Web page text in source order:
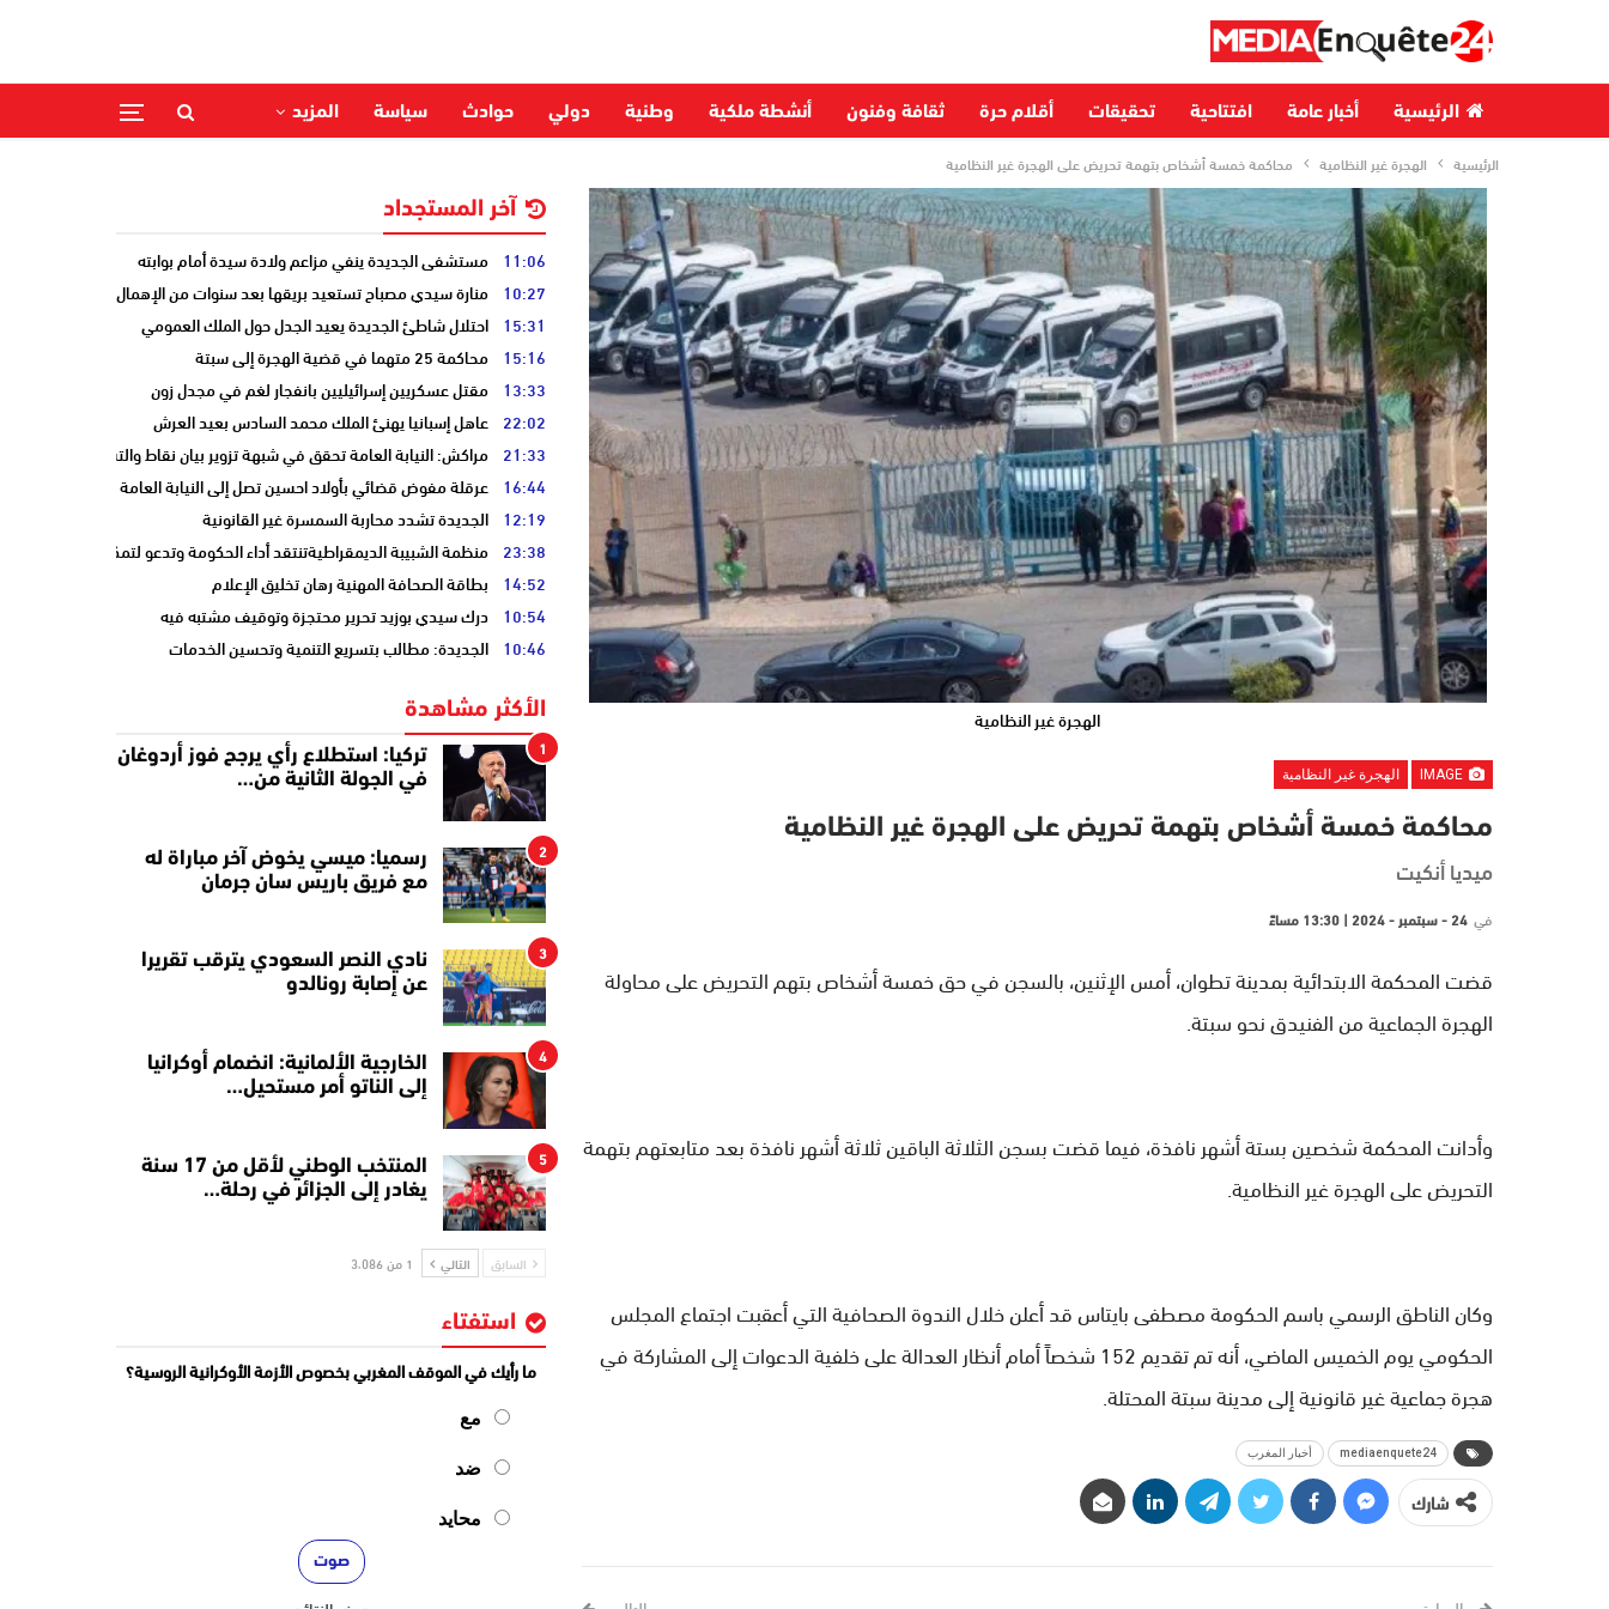
الرئيسية أخبار عامة افتتاحية تحقيقات أقلام حرة ثقافة وفنون أنشطة ملكية وطنية دولي حوادث سياسة المزيد
الرئيسية الهجرة غير النظامية محاكمة خمسة أشخاص بتهمة تحريض على الهجرة غير النظامية
الهجرة غير النظامية
الهجرة غير النظامية
محاكمة خمسة أشخاص بتهمة تحريض على الهجرة غير النظامية
ميديا أنكيت
في 24 - سبتمبر - 2024 | 13:30 مساءً
قضت المحكمة الابتدائية بمدينة تطوان، أمس الإثنين، بالسجن في حق خمسة أشخاص بتهم التحريض على محاولة
الهجرة الجماعية من الفنيدق نحو سبتة.
وأدانت المحكمة شخصين بستة أشهر نافذة، فيما قضت بسجن الثلاثة الباقين ثلاثة أشهر نافذة بعد متابعتهم بتهمة
التحريض على الهجرة غير النظامية.
وكان الناطق الرسمي باسم الحكومة مصطفى بايتاس قد أعلن خلال الندوة الصحافية التي أعقبت اجتماع المجلس
الحكومي يوم الخميس الماضي، أنه تم تقديم 152 شخصاً أمام أنظار العدالة على خلفية الدعوات إلى المشاركة في
هجرة جماعية غير قانونية إلى مدينة سبتة المحتلة.
mediaenquete24 أخبار المغرب
شارك
آخر المستجداد
11:06 مستشفى الجديدة ينفي مزاعم ولادة سيدة أمام بوابته
10:27 منارة سيدي مصباح تستعيد بريقها بعد سنوات من الإهمال
15:31 احتلال شاطئ الجديدة يعيد الجدل حول الملك العمومي
15:16 محاكمة 25 متهما في قضية الهجرة إلى سبتة
13:33 مقتل عسكريين إسرائيليين بانفجار لغم في مجدل زون
22:02 عاهل إسبانيا يهنئ الملك محمد السادس بعيد العرش
21:33 مراكش: النيابة العامة تحقق في شبهة تزوير بيان نقاط والتشهير بطالب
16:44 عرقلة مفوض قضائي بأولاد احسين تصل إلى النيابة العامة
12:19 الجديدة تشدد محاربة السمسرة غير القانونية
23:38 منظمة الشبيبة الديمقراطيةتنتقد أداء الحكومة وتدعو لتمكين الشباب
14:52 بطاقة الصحافة المهنية رهان تخليق الإعلام
10:54 درك سيدي بوزيد تحرير محتجزة وتوقيف مشتبه فيه
10:46 الجديدة: مطالب بتسريع التنمية وتحسين الخدمات
الأكثر مشاهدة
1
تركيا: استطلاع رأي يرجح فوز أردوغان
في الجولة الثانية من…
2
رسميا: ميسي يخوض آخر مباراة له
مع فريق باريس سان جرمان
3
نادي النصر السعودي يترقب تقريرا
عن إصابة رونالدو
4
الخارجية الألمانية: انضمام أوكرانيا
إلى الناتو أمر مستحيل…
5
المنتخب الوطني لأقل من 17 سنة
يغادر إلى الجزائر في رحلة…
السابق التالي 1 من 3٬086
استفتاء
ما رأيك في الموقف المغربي بخصوص الأزمة الأوكرانية الروسية؟
مع
ضد
محايد